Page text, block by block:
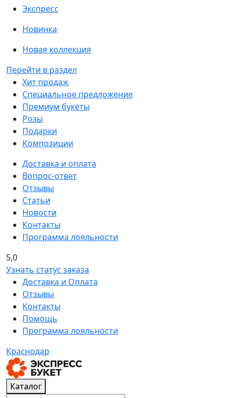
Экспресс
Новинка
Новая коллекция
Перейти в раздел
Хит продаж
Специальное предложение
Премиум букеты
Розы
Подарки
Композиции
Доставка и оплата
Вопрос-ответ
Отзывы
Статьи
Новости
Контакты
Программа лояльности
5,0
Узнать статус заказа
Доставка и Оплата
Отзывы
Контакты
Помощь
Программа лояльности
Краснодар
Каталог